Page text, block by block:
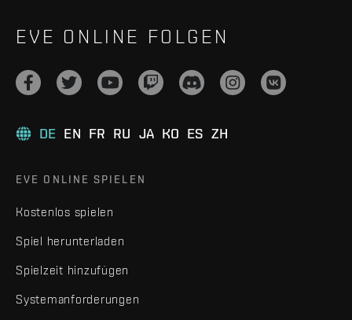
EVE ONLINE FOLGEN
DE EN FR RU JA KO ES ZH
EVE ONLINE SPIELEN
Kostenlos spielen
Spiel herunterladen
Spielzeit hinzufügen
Systemanforderungen